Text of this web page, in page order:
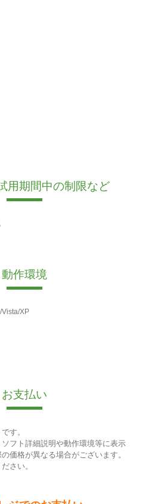
用期間中の制限など
動作環境
XP
お支払い
す。
フト詳細説明や動作環境等に表示
価格が異なる場合がございます。
さい。